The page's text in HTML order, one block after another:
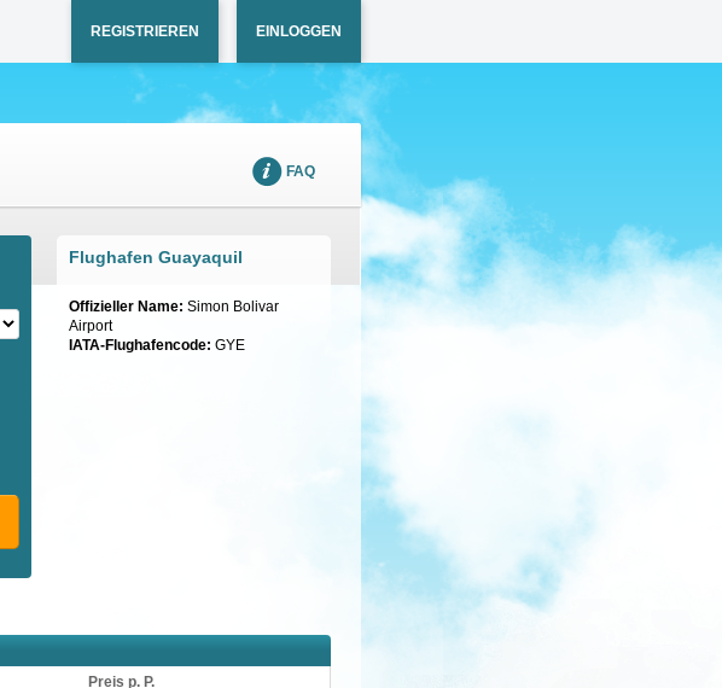
REGISTRIEREN EINLOGGEN
FAQ
Flughafen Guayaquil
Offizieller Name: Simon Bolivar
Airport
IATA-Flughafencode: GYE
Preis p. P.